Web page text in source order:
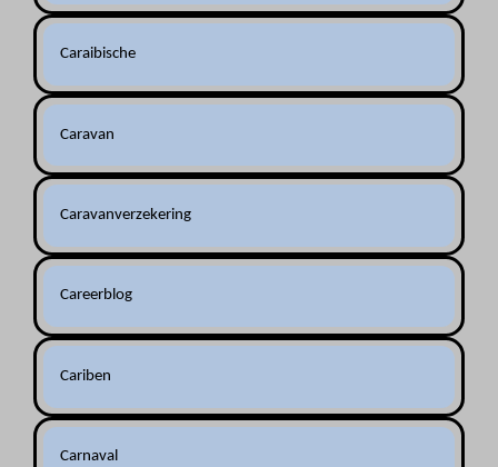
Caraibische
Caravan
Caravanverzekering
Careerblog
Cariben
Carnaval